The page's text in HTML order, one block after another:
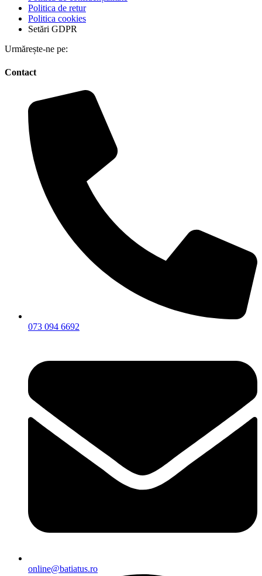
Politica de retur
Politica cookies
Setări GDPR
Urmărește-ne pe:
Contact
073 094 6692
online@batiatus.ro